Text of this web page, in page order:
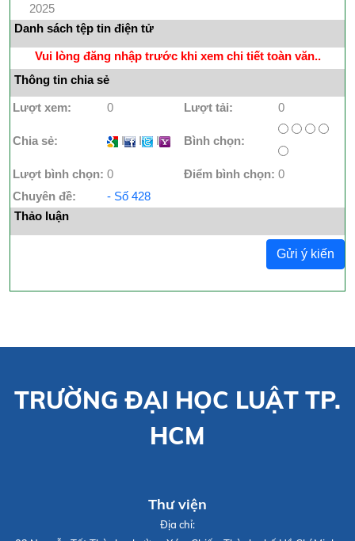
2025
Danh sách tệp tin điện tử
Vui lòng đăng nhập trước khi xem chi tiết toàn văn..
Thông tin chia sẻ
Lượt xem: 0 Lượt tải: 0
Chia sẻ: I I I Bình chọn:
Lượt bình chọn: 0 Điểm bình chọn: 0
Chuyên đề:
- Số 428
Thảo luận
Gửi ý kiến
TRƯỜNG ĐẠI HỌC LUẬT TP.
HCM
Thư viện
Địa chỉ: